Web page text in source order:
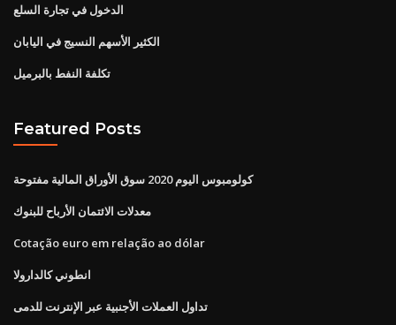
الدخول في تجارة السلع
الكثير الأسهم النسيج في اليابان
تكلفة النفط بالبرميل
Featured Posts
كولومبوس اليوم 2020 سوق الأوراق المالية مفتوحة
معدلات الائتمان الأرباح للبنوك
Cotação euro em relação ao dólar
انطوني كالدارولا
تداول العملات الأجنبية عبر الإنترنت للدمى